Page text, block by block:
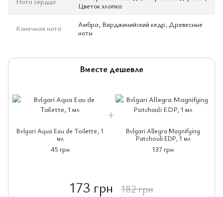
Цветок хлопка
Конечная нота
Амбра, Вирджинийский кедр, Древесные
ноты
Вместе дешевле
Bvlgari Aqua Eau de Toilette, 1
мл
45 грн
Bvlgari Allegra Magnifying
Patchouli EDP, 1 мл
137 грн
173 грн 182 грн